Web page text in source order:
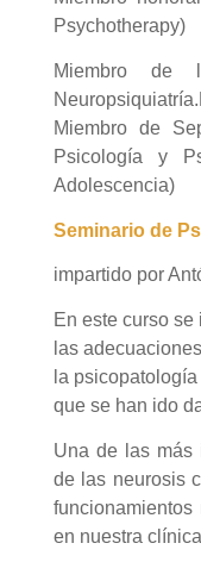
Psychotherapy)
Miembro de
Miembro de
Psicología y
Adolescencia)
Seminario de
impartido por
En este curso
las
la
que se han ido
Una de las más
de las neurosis
en nuestra